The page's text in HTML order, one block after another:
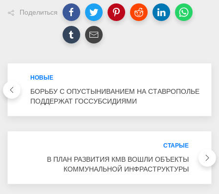
Поделиться
НОВЫЕ
БОРЬБУ С ОПУСТЫНИВАНИЕМ НА СТАВРОПОЛЬЕ
ПОДДЕРЖАТ ГОССУБСИДИЯМИ
СТАРЫЕ
В ПЛАН РАЗВИТИЯ КМВ ВОШЛИ ОБЪЕКТЫ
КОММУНАЛЬНОЙ ИНФРАСТРУКТУРЫ